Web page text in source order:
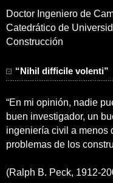
Doctor Ingeniero de
Catedrático de
Construcción
“Nihil difficile volenti”
“En mi opinión, nadie
buen investigador, un
ingeniería civil a menos
problemas de los
(Ralph B. Peck, 1912-